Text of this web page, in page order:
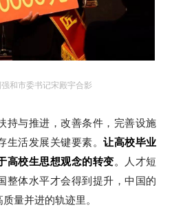
和市委书记宋殿宇合影
持与推进，改善条件，完善设施
生活发展关键要素。让高校毕业
高校生思想观念的转变。
人才短
整体水平才会得到提升，中国的
量并进的轨迹里。